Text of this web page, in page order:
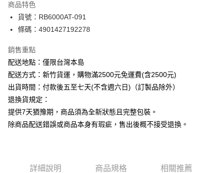
悠遊付
ATM付款
運送方式
下單前請先詢問庫存
每筆NT$130，滿NT$2,500(含以上)免運費
商品特色
貨號：RB6000AT-091
條碼：4901427192278
銷售重點
配送地點：僅限台灣本島
配送方式：新竹貨運，購物滿2500元免運費(含2500元)
出貨時間：付款後五至七天(不含週六日)（訂製品除外）
退換貨規定：
提供7天猶豫期，商品須為全新狀態且完整包裝。
除商品配送錯誤或商品本身有瑕疵，售出後概不接受退換。
詳細說明 商品規格 相關推薦